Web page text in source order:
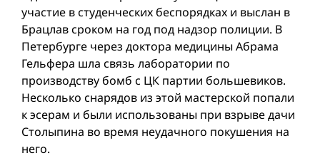
участие в студенческих беспорядках и выслан в
Брацлав сроком на год под надзор полиции. В
Петербурге через доктора медицины Абрама
Гельфера шла связь лаборатории по
производству бомб с ЦК партии большевиков.
Несколько снарядов из этой мастерской попали
к эсерам и были использованы при взрыве дачи
Столыпина во время неудачного покушения на
него.